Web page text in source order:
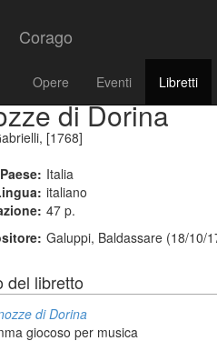
Corago
Opere Eventi Libretti
di Dorina
[1768]
Paese: Italia
italiano
47 p.
Galuppi, Baldassare (18/10/
del libretto
di Dorina
giocoso per musica